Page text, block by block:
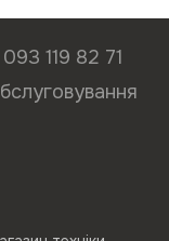
093 119 82 71